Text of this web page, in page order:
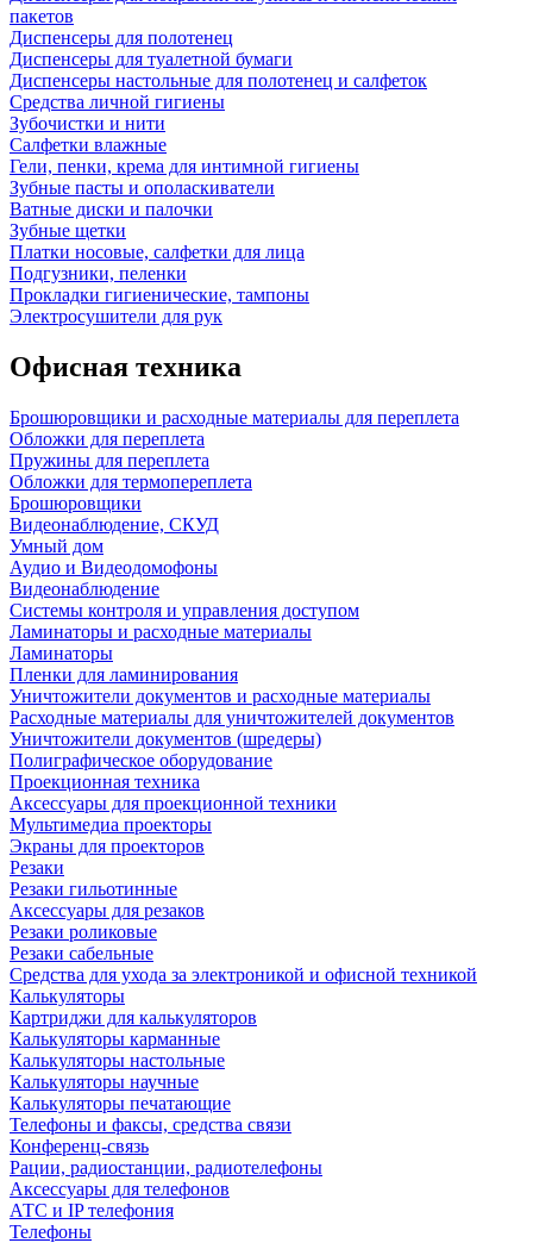
пакетов
Диспенсеры для полотенец
Диспенсеры для туалетной бумаги
Диспенсеры настольные для полотенец и салфеток
Средства личной гигиены
Зубочистки и нити
Салфетки влажные
Гели, пенки, крема для интимной гигиены
Зубные пасты и ополаскиватели
Ватные диски и палочки
Зубные щетки
Платки носовые, салфетки для лица
Подгузники, пеленки
Прокладки гигиенические, тампоны
Электросушители для рук
Офисная техника
Брошюровщики и расходные материалы для переплета
Обложки для переплета
Пружины для переплета
Обложки для термопереплета
Брошюровщики
Видеонаблюдение, СКУД
Умный дом
Аудио и Видеодомофоны
Видеонаблюдение
Системы контроля и управления доступом
Ламинаторы и расходные материалы
Ламинаторы
Пленки для ламинирования
Уничтожители документов и расходные материалы
Расходные материалы для уничтожителей документов
Уничтожители документов (шредеры)
Полиграфическое оборудование
Проекционная техника
Аксессуары для проекционной техники
Мультимедиа проекторы
Экраны для проекторов
Резаки
Резаки гильотинные
Аксессуары для резаков
Резаки роликовые
Резаки сабельные
Средства для ухода за электроникой и офисной техникой
Калькуляторы
Картриджи для калькуляторов
Калькуляторы карманные
Калькуляторы настольные
Калькуляторы научные
Калькуляторы печатающие
Телефоны и факсы, средства связи
Конференц-связь
Рации, радиостанции, радиотелефоны
Аксессуары для телефонов
АТС и IP телефония
Телефоны